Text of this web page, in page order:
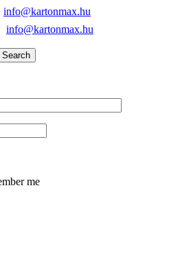
info@kartonmax.hu
info@kartonmax.hu
Search
me